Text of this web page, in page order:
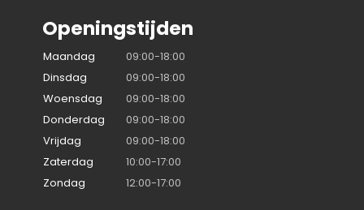
Openingstijden
Maandag
09:00-18:00
Dinsdag
09:00-18:00
Woensdag
09:00-18:00
Donderdag
09:00-18:00
Vrijdag
09:00-18:00
Zaterdag
10:00-17:00
Zondag
12:00-17:00